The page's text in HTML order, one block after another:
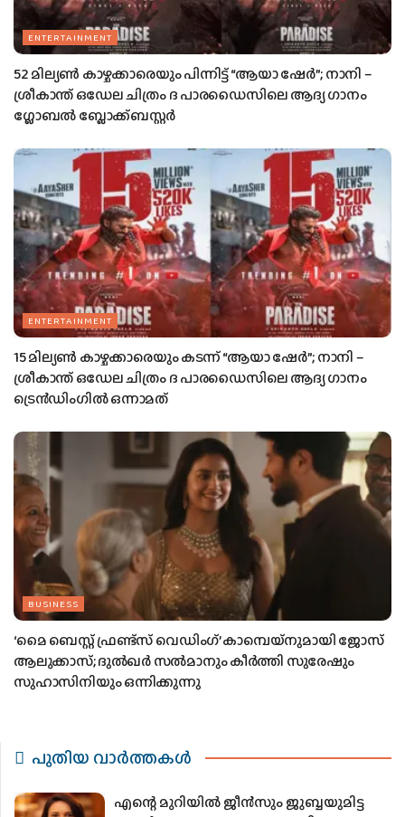
ENTERTAINMENT
52 മില്യൺ കാഴ്ചക്കാരെയും പിന്നിട്ട് “ആയാ ഷേർ”; നാനി –
ശ്രീകാന്ത് ഒഡേല ചിത്രം ദ പാരഡൈസിലെ ആദ്യ ഗാനം
ഗ്ലോബൽ ബ്ലോക്ക്ബസ്റ്റർ
ENTERTAINMENT
15 മില്യൺ കാഴ്ചക്കാരെയും കടന്ന് “ആയാ ഷേർ”; നാനി –
ശ്രീകാന്ത് ഒഡേല ചിത്രം ദ പാരഡൈസിലെ ആദ്യ ഗാനം
ട്രെൻഡിംഗിൽ ഒന്നാമത്
BUSINESS
‘മൈ ബെസ്റ്റ് ഫ്രണ്ട്സ് വെഡിംഗ്’ കാമ്പെയ്നുമായി ജോസ്
ആലുക്കാസ്; ദുൽഖർ സൽമാനും കീർത്തി സുരേഷും
സുഹാസിനിയും ഒന്നിക്കുന്നു
പുതിയ വാര്‍ത്തകള്‍
എന്റെ മുറിയിൽ ജീൻസും ജുബ്ബയുമിട്ട